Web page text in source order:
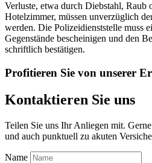
Verluste, etwa durch Diebstahl, Raub
Hotelzimmer, müssen unverzüglich
werden. Die Polizeidienststelle muss
Gegenstände bescheinigen und den
schriftlich bestätigen.
Profitieren Sie von unserer
Kontaktieren Sie uns
Teilen Sie uns Ihr Anliegen mit.
und auch punktuell zu akuten
Name